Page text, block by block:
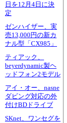
日を12月4日に決
定
ゼンハイザー、実
売13,000円の新カ
ナル型「CX985」
ティアック、
beyerdynamic製ヘ
ッドフォン2モデル
アイ・オー、nasne
ダビング対応の外
付けBDドライブ
SKnet、ワンセグを